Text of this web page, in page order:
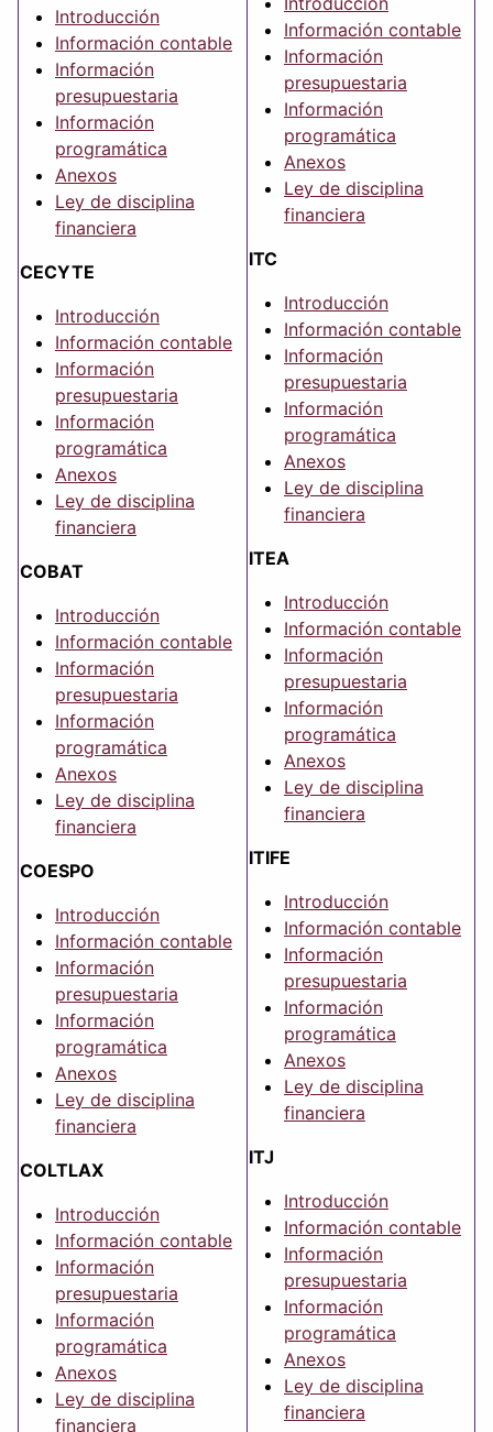
Introducción
Información contable
Información
presupuestaria
Información
programática
Anexos
Ley de disciplina
financiera
CECYTE
Introducción
Información contable
Información
presupuestaria
Información
programática
Anexos
Ley de disciplina
financiera
COBAT
Introducción
Información contable
Información
presupuestaria
Información
programática
Anexos
Ley de disciplina
financiera
COESPO
Introducción
Información contable
Información
presupuestaria
Información
programática
Anexos
Ley de disciplina
financiera
COLTLAX
Introducción
Información contable
Información
presupuestaria
Información
programática
Anexos
Ley de disciplina
financiera
Información contable
Información
presupuestaria
Información
programática
Anexos
Ley de disciplina
financiera
ITC
Introducción
Información contable
Información
presupuestaria
Información
programática
Anexos
Ley de disciplina
financiera
ITEA
Introducción
Información contable
Información
presupuestaria
Información
programática
Anexos
Ley de disciplina
financiera
ITIFE
Introducción
Información contable
Información
presupuestaria
Información
programática
Anexos
Ley de disciplina
financiera
ITJ
Introducción
Información contable
Información
presupuestaria
Información
programática
Anexos
Ley de disciplina
financiera